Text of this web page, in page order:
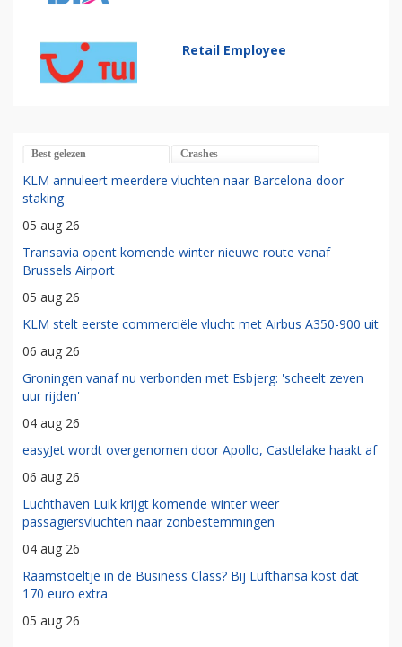
Retail Employee
Best gelezen Crashes
KLM annuleert meerdere vluchten naar Barcelona door
staking
05 aug 26
Transavia opent komende winter nieuwe route vanaf
Brussels Airport
05 aug 26
KLM stelt eerste commerciële vlucht met Airbus A350-900 uit
06 aug 26
Groningen vanaf nu verbonden met Esbjerg: 'scheelt zeven
uur rijden'
04 aug 26
easyJet wordt overgenomen door Apollo, Castlelake haakt af
06 aug 26
Luchthaven Luik krijgt komende winter weer
passagiersvluchten naar zonbestemmingen
04 aug 26
Raamstoeltje in de Business Class? Bij Lufthansa kost dat
170 euro extra
05 aug 26